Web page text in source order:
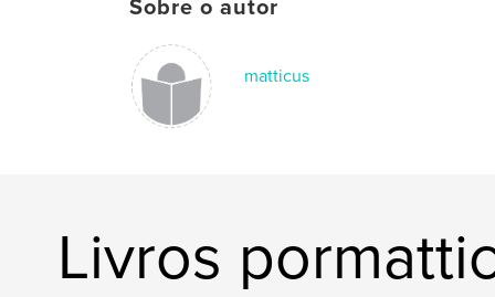
Sobre o autor
matticus
Livros